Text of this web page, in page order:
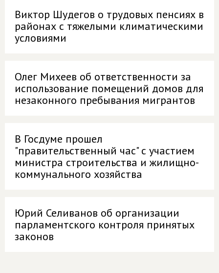
Виктор Шудегов о трудовых пенсиях в
районах с тяжелыми климатическими
условиями
Олег Михеев об ответственности за
использование помещений домов для
незаконного пребывания мигрантов
В Госдуме прошел
"правительственный час" с участием
министра строительства и жилищно-
коммунального хозяйства
Юрий Селиванов об организации
парламентского контроля принятых
законов